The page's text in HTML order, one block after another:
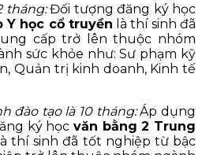
tháng:Đối tượng đăng ký học
Y học cổ truyền là thí sinh đã
cấp trở lên thuộc nhóm
sức khỏe như: Sư phạm kỹ
Quản trị kinh doanh, Kinh tế
đào tạo là 10 tháng:Áp dụng
ký học văn bằng 2 Trung
là thí sinh đã tốt nghiệp từ bậc